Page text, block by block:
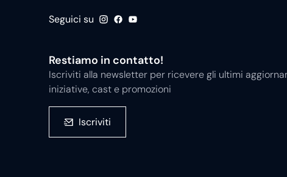
Seguici su
Restiamo in contatto!
Iscriviti alla newsletter per ricevere gli ultimi
iniziative, cast e promozioni
Iscriviti